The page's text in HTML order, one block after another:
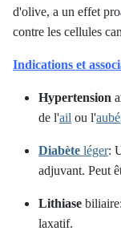
d'olive, a un effet
contre les cellules
Indications et
Hypertension
de l'ail ou l'
Diabète léger:
adjuvant. Peut
Lithiase
laxatif.